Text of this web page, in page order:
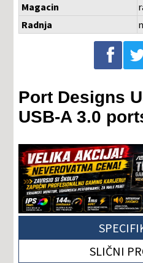
Magacin
Radnja
Podeli na Facebook-u
Port Designs
USB-A 3.0
SLIČNI